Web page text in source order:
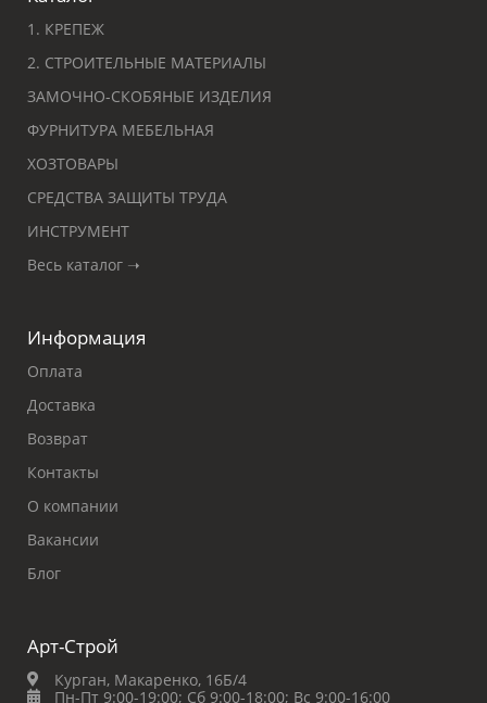
1. КРЕПЕЖ
2. СТРОИТЕЛЬНЫЕ МАТЕРИАЛЫ
ЗАМОЧНО-СКОБЯНЫЕ ИЗДЕЛИЯ
ФУРНИТУРА МЕБЕЛЬНАЯ
ХОЗТОВАРЫ
СРЕДСТВА ЗАЩИТЫ ТРУДА
ИНСТРУМЕНТ
Весь каталог ➝
Информация
Оплата
Доставка
Возврат
Контакты
О компании
Вакансии
Блог
Арт-Строй
Курган, Макаренко, 16Б/4
Пн-Пт 9:00-19:00; Сб 9:00-18:00; Вс 9:00-16:00